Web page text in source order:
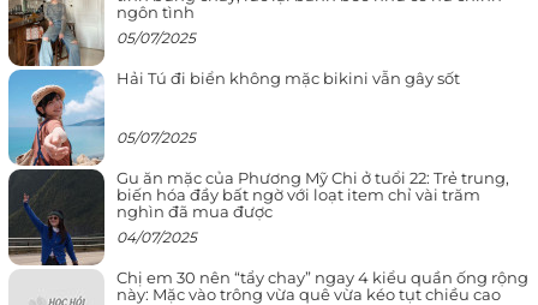
ngôn tình
05/07/2025
Hải Tú đi biển không mặc bikini vẫn gây sốt
05/07/2025
Gu ăn mặc của Phương Mỹ Chi ở tuổi 22: Trẻ trung,
biến hóa đầy bất ngờ với loạt item chỉ vài trăm
nghìn đã mua được
04/07/2025
Chị em 30 nên “tẩy chay” ngay 4 kiểu quần ống rộng
này: Mặc vào trông vừa quê vừa kéo tụt chiều cao